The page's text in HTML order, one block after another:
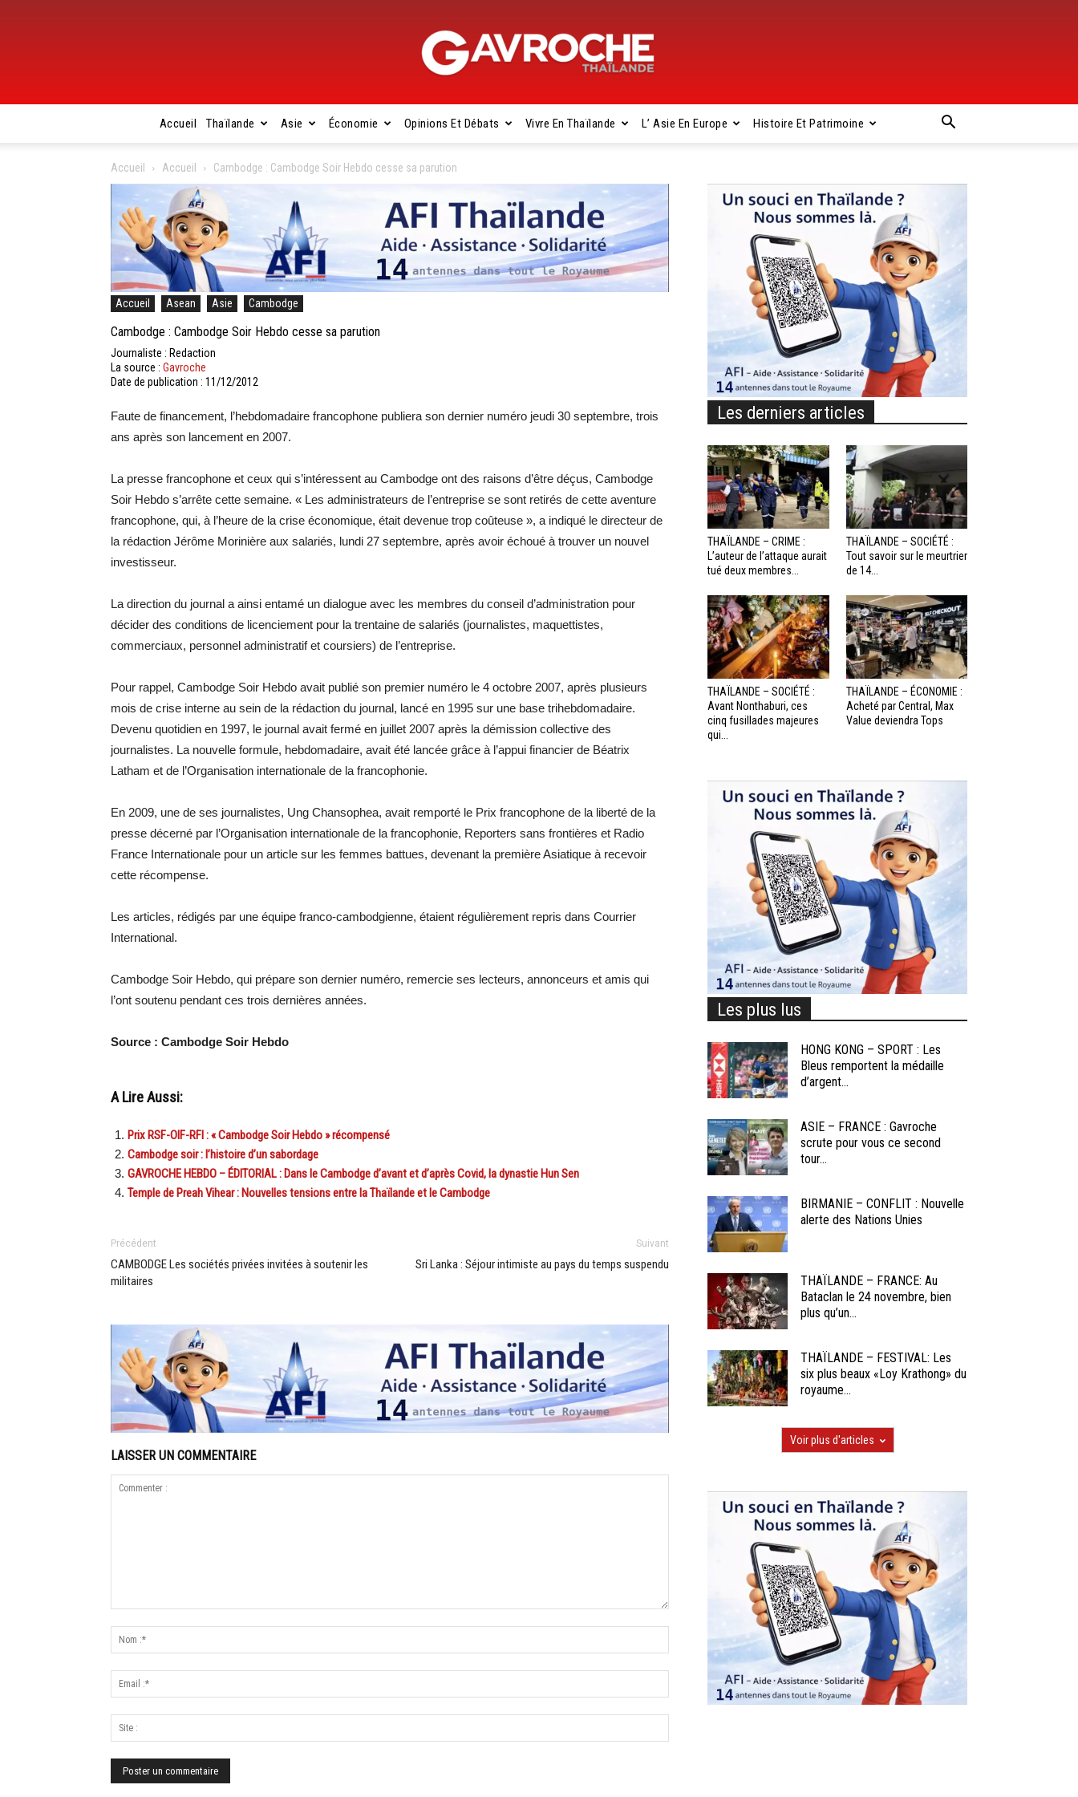
Gavroche
Thaïlande
Accueil Thaïlande Asie Économie Opinions Et Débats Vivre En Thaïlande L’ Asie En Europe Histoire Et Patrimoine
Accueil Accueil Cambodge : Cambodge Soir Hebdo cesse sa parution
Accueil Asean Asie Cambodge
Cambodge : Cambodge Soir Hebdo cesse sa parution
Journaliste : Redaction
La source : Gavroche
Date de publication : 11/12/2012
Faute de financement, l’hebdomadaire francophone publiera son dernier numéro jeudi 30 septembre, trois
ans après son lancement en 2007.
La presse francophone et ceux qui s’intéressent au Cambodge ont des raisons d’être déçus, Cambodge
Soir Hebdo s’arrête cette semaine. « Les administrateurs de l’entreprise se sont retirés de cette aventure
francophone, qui, à l’heure de la crise économique, était devenue trop coûteuse », a indiqué le directeur de
la rédaction Jérôme Morinière aux salariés, lundi 27 septembre, après avoir échoué à trouver un nouvel
investisseur.
La direction du journal a ainsi entamé un dialogue avec les membres du conseil d’administration pour
décider des conditions de licenciement pour la trentaine de salariés (journalistes, maquettistes,
commerciaux, personnel administratif et coursiers) de l’entreprise.
Pour rappel, Cambodge Soir Hebdo avait publié son premier numéro le 4 octobre 2007, après plusieurs
mois de crise interne au sein de la rédaction du journal, lancé en 1995 sur une base trihebdomadaire.
Devenu quotidien en 1997, le journal avait fermé en juillet 2007 après la démission collective des
journalistes. La nouvelle formule, hebdomadaire, avait été lancée grâce à l’appui financier de Béatrix
Latham et de l’Organisation internationale de la francophonie.
En 2009, une de ses journalistes, Ung Chansophea, avait remporté le Prix francophone de la liberté de la
presse décerné par l’Organisation internationale de la francophonie, Reporters sans frontières et Radio
France Internationale pour un article sur les femmes battues, devenant la première Asiatique à recevoir
cette récompense.
Les articles, rédigés par une équipe franco-cambodgienne, étaient régulièrement repris dans Courrier
International.
Cambodge Soir Hebdo, qui prépare son dernier numéro, remercie ses lecteurs, annonceurs et amis qui
l’ont soutenu pendant ces trois dernières années.
Source : Cambodge Soir Hebdo
A Lire Aussi:
Prix RSF-OIF-RFI : « Cambodge Soir Hebdo » récompensé
Cambodge soir : l’histoire d’un sabordage
GAVROCHE HEBDO – ÉDITORIAL : Dans le Cambodge d’avant et d’après Covid, la dynastie Hun Sen
Temple de Preah Vihear : Nouvelles tensions entre la Thaïlande et le Cambodge
Précédent
CAMBODGE Les sociétés privées invitées à soutenir les
militaires
Suivant
Sri Lanka : Séjour intimiste au pays du temps suspendu
LAISSER UN COMMENTAIRE
Les derniers articles
THAÏLANDE – CRIME :
L’auteur de l’attaque aurait
tué deux membres...
THAÏLANDE – SOCIÉTÉ :
Tout savoir sur le meurtrier
de 14...
THAÏLANDE – SOCIÉTÉ :
Avant Nonthaburi, ces
cinq fusillades majeures
qui...
THAÏLANDE – ÉCONOMIE :
Acheté par Central, Max
Value deviendra Tops
Les plus lus
HONG KONG – SPORT : Les
Bleus remportent la médaille
d’argent...
ASIE – FRANCE : Gavroche
scrute pour vous ce second
tour...
BIRMANIE – CONFLIT : Nouvelle
alerte des Nations Unies
THAÏLANDE – FRANCE: Au
Bataclan le 24 novembre, bien
plus qu’un...
THAÏLANDE – FESTIVAL: Les
six plus beaux «Loy Krathong» du
royaume...
Voir plus d'articles